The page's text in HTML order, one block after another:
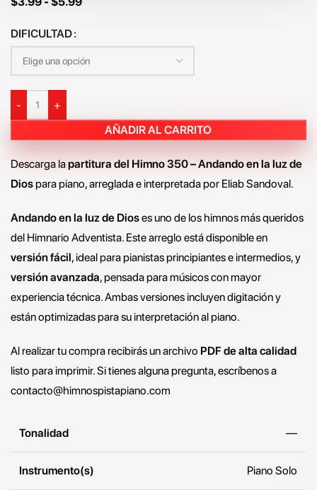
DIFICULTAD
-
+
AÑADIR AL CARRITO
Descarga lapartitura del Himno 350 – Andando en la luz de
Diospara piano, arreglada e interpretada por Eliab Sandoval.
Andando en la luz de Dioses uno de los himnos más queridos
del Himnario Adventista. Este arreglo está disponible en
versión fácil, ideal para pianistas principiantes e intermedios, y
versión avanzada, pensada para músicos con mayor
experiencia técnica. Ambas versiones incluyen digitación y
están optimizadas para su interpretación al piano.
Al realizar tu compra recibirás un archivo PDF de alta calidad
listo para imprimir. Si tienes alguna pregunta, escríbenos a
contacto@himnospistapiano.com
Tonalidad —
Instrumento(s) Piano Solo